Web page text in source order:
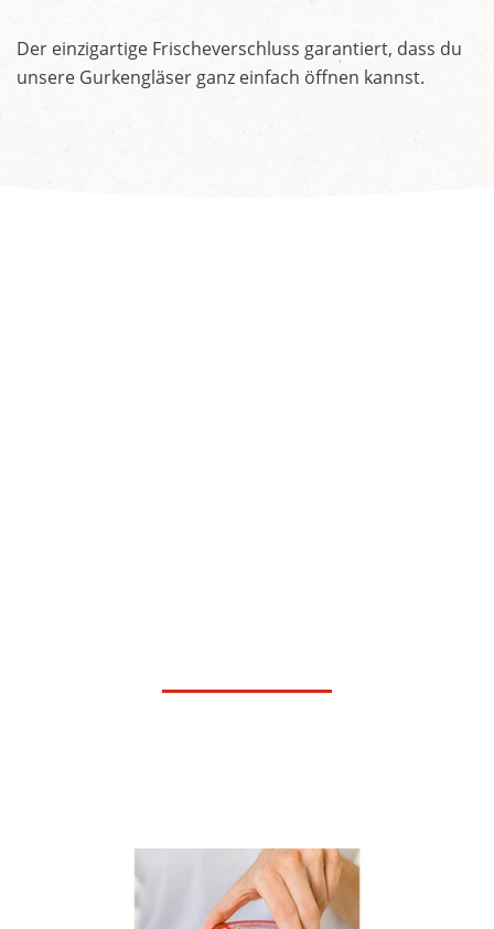
Der einzigartige Frischeverschluss garantiert, dass du
unsere Gurkengläser ganz einfach öffnen kannst.